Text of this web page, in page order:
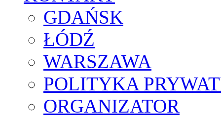
GDAŃSK
ŁÓDŹ
WARSZAWA
POLITYKA
ORGANIZATOR